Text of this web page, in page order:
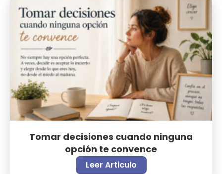
Tomar decisiones cuando ninguna
opción te convence
Leer Articulo